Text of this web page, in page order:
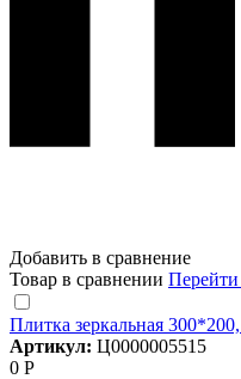
Добавить в сравнение
Товар в сравнении Перейти
Плитка зеркальная
Артикул: Ц0000005515
0 Р